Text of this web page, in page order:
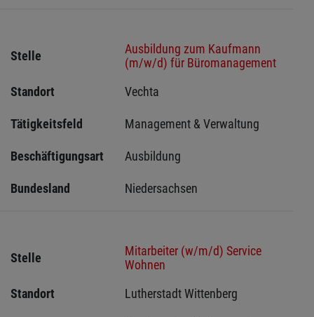
Stelle
Ausbildung zum Kaufmann
(m/w/d) für Büromanagement
Standort
Vechta
Tätigkeitsfeld Management & Verwaltung
Beschäftigungsart Ausbildung
Bundesland Niedersachsen
Stelle
Mitarbeiter (w/m/d) Service
Wohnen
Standort
Lutherstadt Wittenberg